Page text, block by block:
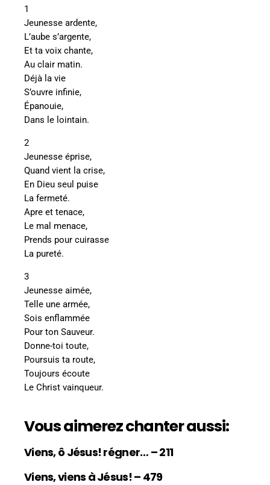
1
Jeunesse ardente,
L’aube s’argente,
Et ta voix chante,
Au clair matin.
Déjà la vie
S’ouvre infinie,
Épanouie,
Dans le lointain.
2
Jeunesse éprise,
Quand vient la crise,
En Dieu seul puise
La fermeté.
Apre et tenace,
Le mal menace,
Prends pour cuirasse
La pureté.
3
Jeunesse aimée,
Telle une armée,
Sois enflammée
Pour ton Sauveur.
Donne-toi toute,
Poursuis ta route,
Toujours écoute
Le Christ vainqueur.
Vous aimerez chanter aussi:
Viens, ô Jésus! régner… – 211
Viens, viens à Jésus! – 479